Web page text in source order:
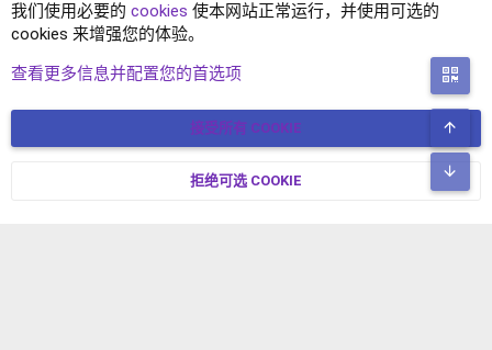
XENFORO2.1 插件
简体中文 联系我们
© COPYRIGHT 2017-2026 XENFORO中文社区 版权所有 冀ICP备
我们使用必要的 cookies 使本网站正常运行，并使用可选的
cookies 来增强您的体验。
查看更多信息并配置您的首选项
接受所有 COOKIE
拒绝可选 COOKIE